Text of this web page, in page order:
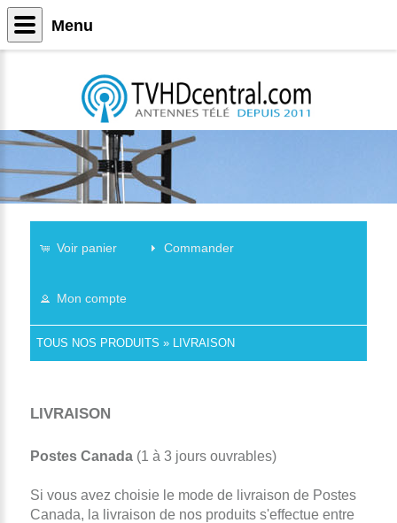
Voir panier Commander
Mon compte
TOUS NOS PRODUITS » LIVRAISON
LIVRAISON
Postes Canada(1 à 3 jours ouvrables)
Si vous avez choisie le mode de livraison de Postes
Canada, la livraison de nos produits s'effectue entre
Menu